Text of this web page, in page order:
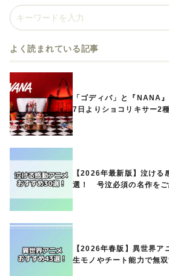
よく読まれている記事
「ゴディバ」と『NANA
7日よりショコリキサー2
【2026年最新版】泣ける
選！ 号泣必須の名作を
【2026年春版】異世界
生モノやチート能力で無